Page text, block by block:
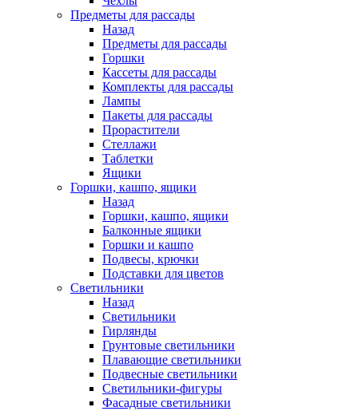
Предметы для рассады
Назад
Предметы для рассады
Горшки
Кассеты для рассады
Комплекты для рассады
Лампы
Пакеты для рассады
Прорастители
Стеллажи
Таблетки
Ящики
Горшки, кашпо, ящики
Назад
Горшки, кашпо, ящики
Балконные ящики
Горшки и кашпо
Подвесы, крючки
Подставки для цветов
Светильники
Назад
Светильники
Гирлянды
Грунтовые светильники
Плавающие светильники
Подвесные светильники
Светильники-фигуры
Фасадные светильники